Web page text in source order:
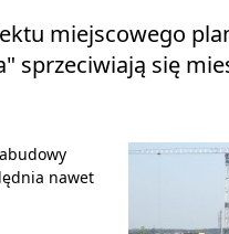
miejscowego
sprzeciwiają się
nawet